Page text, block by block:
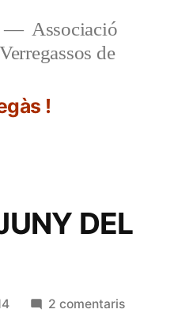
Associació
de
!
DEL
2 comentarisa